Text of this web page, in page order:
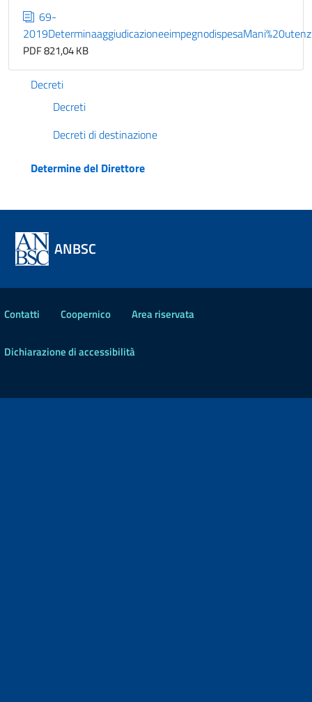
69-
PDF 821,04 KB
Decreti
Decreti
Decreti di destinazione
Determine del Direttore
ANBSC
Contatti Coopernico Area riservata
Dichiarazione di accessibilità